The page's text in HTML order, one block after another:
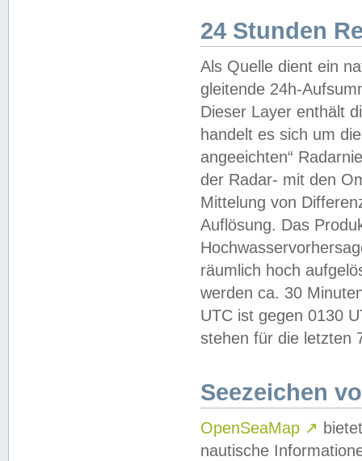
24 Stunden
Als Quelle dient ein
gleitende 24h-
Dieser Layer enthält
handelt es sich um
angeeichten“
der Radar- mit den
Mittelung von
Auflösung. Das
räumlich hoch
werden ca. 30
UTC ist gegen 0130
stehen für die letzten
Seezeichen
OpenSeaMap ↗
nautische